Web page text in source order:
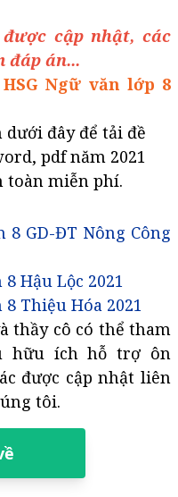
cập nhật, các
đáp án...
Ngữ văn lớp 8
dưới đây để tải đề
pdf năm 2021
toàn miễn phí.
GD-ĐT Nông Công
Hậu Lộc 2021
Thiệu Hóa 2021
thầy cô có thể tham
hữu ích hỗ trợ ôn
được cập nhật liên
tôi.